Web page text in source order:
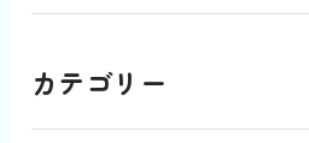
カテゴリー